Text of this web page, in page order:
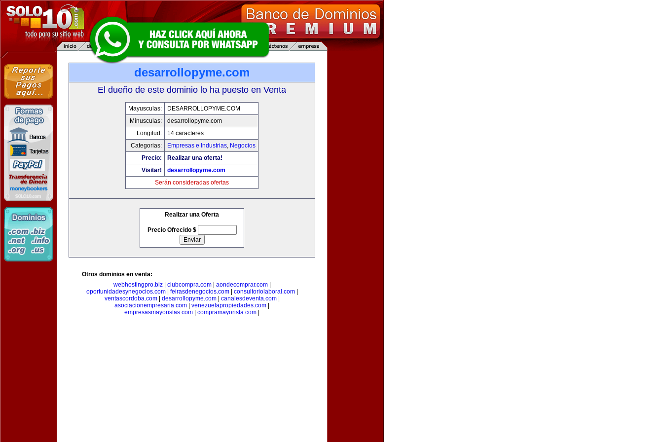
desarrollopyme.com
El dueño de este dominio lo ha puesto en Venta
Mayusculas:
DESARROLLOPYME.COM
Minusculas:
desarrollopyme.com
Longitud:
14 caracteres
Categorias:
Empresas e Industrias, Negocios
Precio:
Realizar una oferta!
Visitar!
desarrollopyme.com
Serán consideradas ofertas
Realizar una Oferta
Precio Ofrecido $
Otros dominios en venta:
webhostingpro.biz| clubcompra.com| aondecomprar.com|
oportunidadesynegocios.com| feirasdenegocios.com| consultoriolaboral.com|
ventascordoba.com| desarrollopyme.com| canalesdeventa.com|
asociacionempresaria.com
venezuelapropiedades.com
empresasmayoristas.com
compramayorista.com